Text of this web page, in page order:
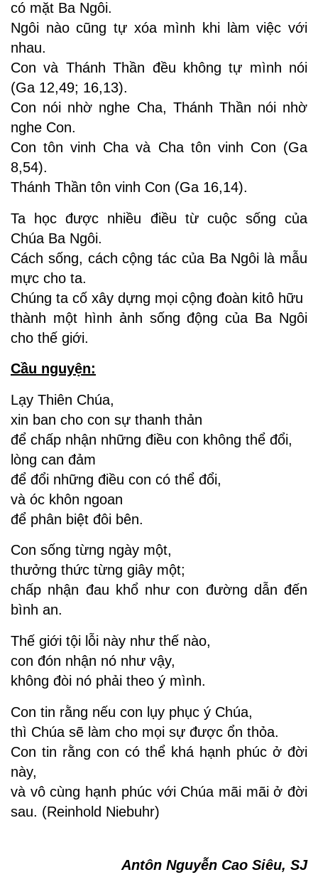
có mặt Ba Ngôi.
Ngôi nào cũng tự xóa mình khi làm việc với
nhau.
Con và Thánh Thần đều không tự mình nói
(Ga 12,49; 16,13).
Con nói nhờ nghe Cha, Thánh Thần nói nhờ
nghe Con.
Con tôn vinh Cha và Cha tôn vinh Con (Ga
8,54).
Thánh Thần tôn vinh Con (Ga 16,14).
Ta học được nhiều điều từ cuộc sống của
Chúa Ba Ngôi.
Cách sống, cách cộng tác của Ba Ngôi là mẫu
mực cho ta.
Chúng ta cố xây dựng mọi cộng đoàn kitô hữu
thành một hình ảnh sống động của Ba Ngôi
cho thế giới.
Cầu nguyện:
Lạy Thiên Chúa,
xin ban cho con sự thanh thản
để chấp nhận những điều con không thể đổi,
lòng can đảm
để đổi những điều con có thể đổi,
và óc khôn ngoan
để phân biệt đôi bên.
Con sống từng ngày một,
thưởng thức từng giây một;
chấp nhận đau khổ như con đường dẫn đến
bình an.
Thế giới tội lỗi này như thế nào,
con đón nhận nó như vậy,
không đòi nó phải theo ý mình.
Con tin rằng nếu con lụy phục ý Chúa,
thì Chúa sẽ làm cho mọi sự được ổn thỏa.
Con tin rằng con có thể khá hạnh phúc ở đời
này,
và vô cùng hạnh phúc với Chúa mãi mãi ở đời
sau. (Reinhold Niebuhr)
Antôn Nguyễn Cao Siêu, SJ